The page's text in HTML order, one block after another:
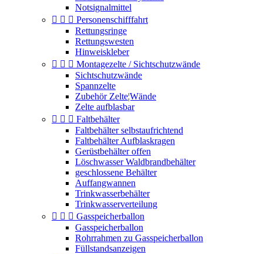
Notsignalmittel
   Personenschifffahrt
Rettungsringe
Rettungswesten
Hinweiskleber
   Montagezelte / Sichtschutzwände
Sichtschutzwände
Spannzelte
Zubehör Zelte¦Wände
Zelte aufblasbar
   Faltbehälter
Faltbehälter selbstaufrichtend
Faltbehälter Aufblaskragen
Gerüstbehälter offen
Löschwasser Waldbrandbehälter
geschlossene Behälter
Auffangwannen
Trinkwasserbehälter
Trinkwasserverteilung
   Gasspeicherballon
Gasspeicherballon
Rohrrahmen zu Gasspeicherballon
Füllstandsanzeigen